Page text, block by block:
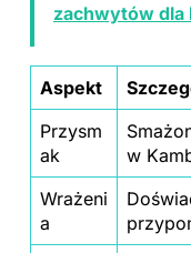
zachwytów dla
Aspekt
Przysm
ak
w
Wrażeni
a